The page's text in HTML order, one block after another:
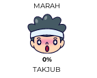
MARAH
0%
TAKJUB